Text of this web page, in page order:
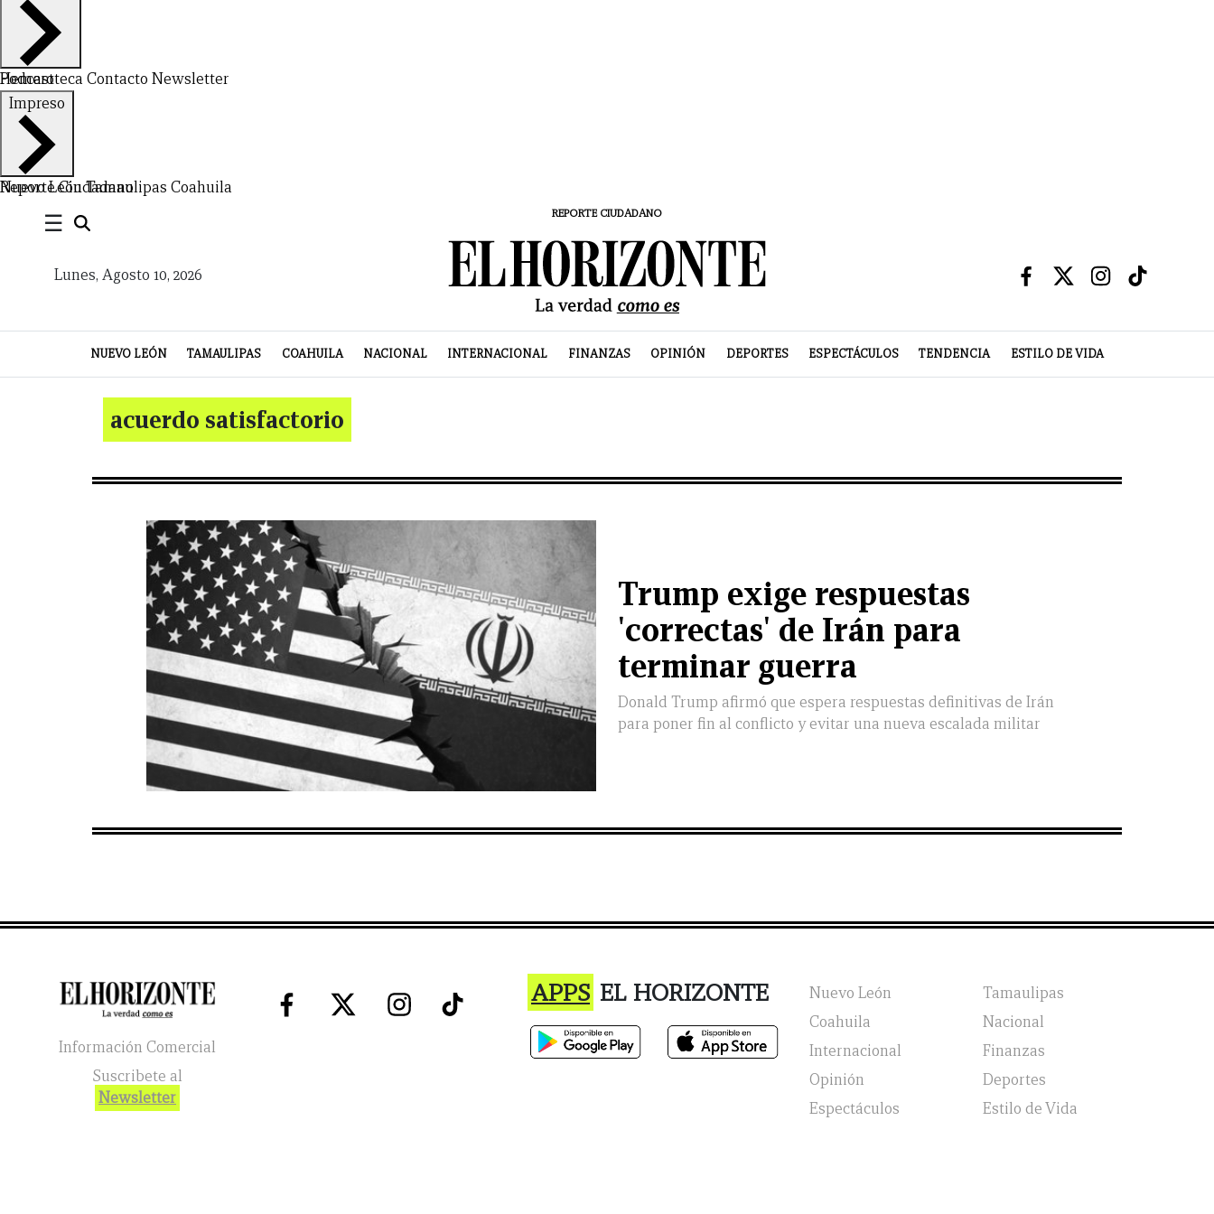
Hemeroteca Contacto Newsletter
Podcast
Impreso
Nuevo LeónTamaulipas Coahuila
Reporte Ciudadano
☰ REPORTE CIUDADANO
Lunes, Agosto 10, 2026
NUEVO LEÓN TAMAULIPAS COAHUILA NACIONAL INTERNACIONAL FINANZAS OPINIÓN DEPORTES ESPECTÁCULOS TENDENCIA ESTILO DE VIDA
VIDA
acuerdo satisfactorio
Trump exige respuestas
'correctas' de Irán para
terminar guerra
Donald Trump afirmó que espera respuestas definitivas de Irán
para poner fin al conflicto y evitar una nueva escalada militar
Información Comercial
Suscribete al
Newsletter
APPS EL HORIZONTE Nuevo León
Tamaulipas
Coahuila
Nacional
Internacional
Finanzas
Opinión
Deportes
Espectáculos
Estilo de Vida